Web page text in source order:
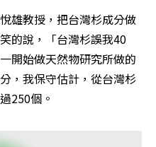
雄教授，把台灣杉成分做
的說，「台灣杉誤我40
開始做天然物研究所做的
，我保守估計，從台灣杉
250個。